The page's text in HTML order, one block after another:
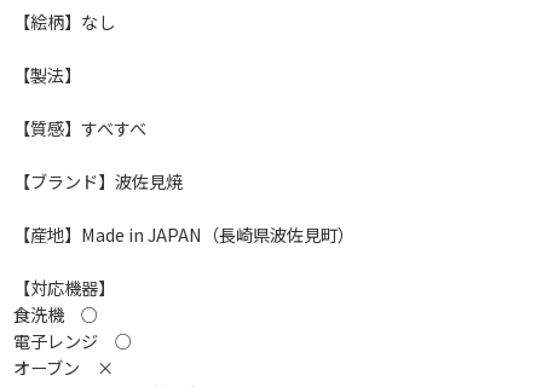
【絵柄】なし
【製法】
【質感】すべすべ
【ブランド】波佐見焼
【産地】Made in JAPAN（長崎県波佐見町）
【対応機器】
食洗機 ○
電子レンジ ○
オーブン ×